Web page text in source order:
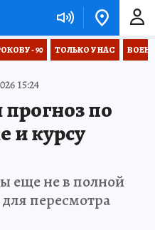
- 90 ТОЛЬКО У НАС
15:24
по
и курсу
еще не в полной
пересмотра